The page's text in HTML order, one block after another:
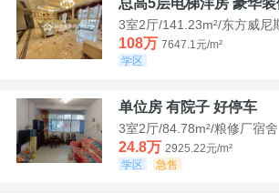
总高5层电梯洋房 豪华装
3室2厅/141.23m²/东方威尼
108万 7647.1元/m²
学区
单位房 有院子 好停车
3室2厅/84.78m²/粮修厂宿舍
24.8万 2925.22元/m²
学区
急售